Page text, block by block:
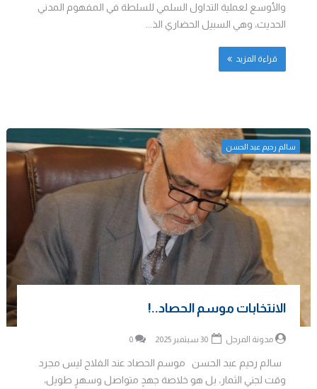
والأوسع لعملية التداول السلمي للسلطة في المفهوم المدني
الحديث، وهي السبيل الحضاري الذ...
قراءة المزيد
سالم رحيم عبد الحسن
الانتخابات موسم الحصاد..!
مدونة المرجل 0
سالم رحيم عبد الحسن موسم الحصاد عند الفلاح ليس مجرد
وقت لجني الثمار، بل هو خلاصة جهدٍ متواصل وسهرٍ طويل،